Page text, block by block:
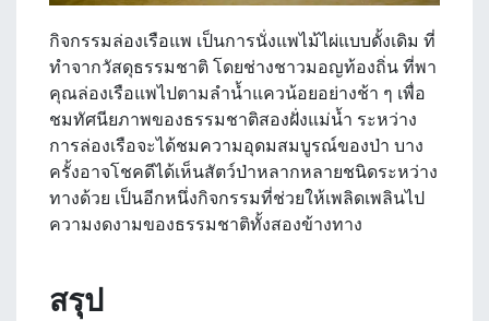
กิจกรรมล่องเรือแพ เป็นการนั่งแพไม้ไผ่แบบดั้งเดิม ที่
ทำจากวัสดุธรรมชาติ โดยช่างชาวมอญท้องถิ่น ที่พา
คุณล่องเรือแพไปตามลำน้ำแควน้อยอย่างช้า ๆ เพื่อ
ชมทัศนียภาพของธรรมชาติสองฝั่งแม่น้ำ ระหว่าง
การล่องเรือจะได้ชมความอุดมสมบูรณ์ของป่า บาง
ครั้งอาจโชคดีได้เห็นสัตว์ป่าหลากหลายชนิดระหว่าง
ทางด้วย เป็นอีกหนึ่งกิจกรรมที่ช่วยให้เพลิดเพลินไป
ความงดงามของธรรมชาติทั้งสองข้างทาง
สรุป